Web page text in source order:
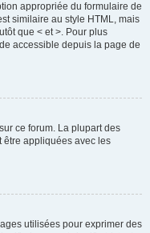
appropriée du formulaire de
similaire au style HTML, mais
que < et >. Pour plus
accessible depuis la page de
ce forum. La plupart des
être appliquées avec les
utilisées pour exprimer des